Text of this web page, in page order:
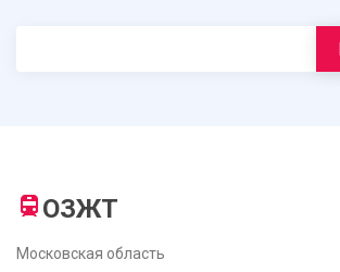
ОЗЖТ
Московская область